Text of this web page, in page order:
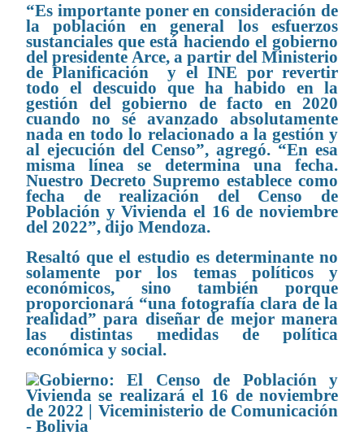
“Es importante poner en consideración de
la población en general los esfuerzos
sustanciales que está haciendo el gobierno
del presidente Arce, a partir del Ministerio
de Planificación y el INE por revertir
todo el descuido que ha habido en la
gestión del gobierno de facto en 2020
cuando no sé avanzado absolutamente
nada en todo lo relacionado a la gestión y
al ejecución del Censo”, agregó. “En esa
misma línea se determina una fecha.
Nuestro Decreto Supremo establece como
fecha de realización del Censo de
Población y Vivienda el 16 de noviembre
del 2022”, dijo Mendoza.
Resaltó que el estudio es determinante no
solamente por los temas políticos y
económicos, sino también porque
proporcionará “una fotografía clara de la
realidad” para diseñar de mejor manera
las distintas medidas de política
económica y social.